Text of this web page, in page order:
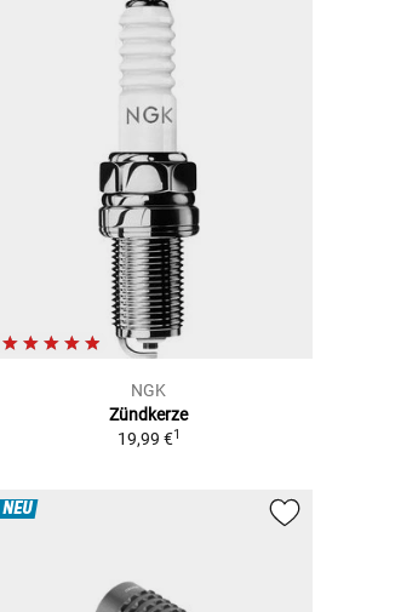
NGK
Zündkerze
19,99 €1
NEU